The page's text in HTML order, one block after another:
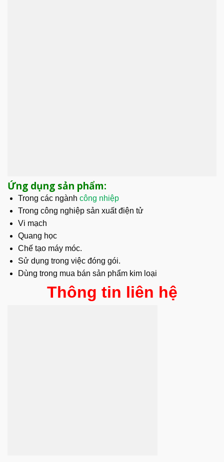
Ứng dụng sản phẩm:
Trong các ngành công nhiệp
Trong công nghiệp sản xuất điện tử
Vi mạch
Quang học
Chế tạo máy móc.
Sử dụng trong việc đóng gói.
Dùng trong mua bán sản phẩm kim loại
Thông tin liên hệ